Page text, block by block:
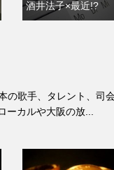
酒井法子×最近!?
歌手、タレント、司
カルや大阪の放...